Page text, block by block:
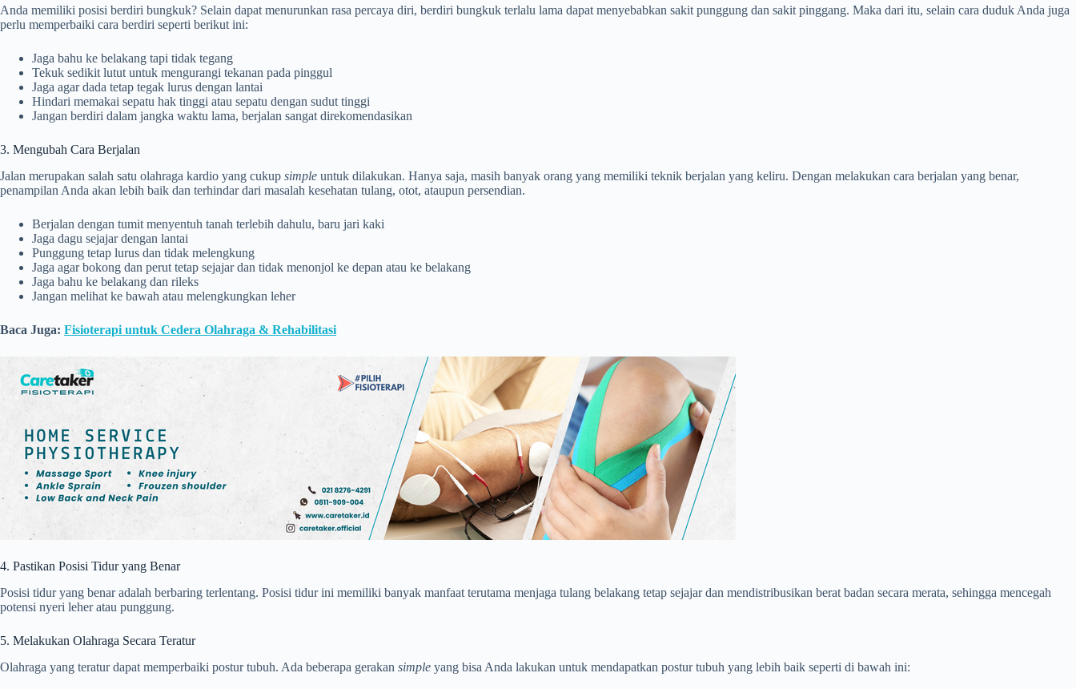
Anda memiliki posisi berdiri bungkuk? Selain dapat menurunkan rasa percaya diri, berdiri bungkuk terlalu lama dapat menyebabkan sakit punggung dan sakit pinggang. Maka dari itu, selain cara duduk Anda juga
perlu memperbaiki cara berdiri seperti berikut ini:
Jaga bahu ke belakang tapi tidak tegang
Tekuk sedikit lutut untuk mengurangi tekanan pada pinggul
Jaga agar dada tetap tegak lurus dengan lantai
Hindari memakai sepatu hak tinggi atau sepatu dengan sudut tinggi
Jangan berdiri dalam jangka waktu lama, berjalan sangat direkomendasikan
3. Mengubah Cara Berjalan
Jalan merupakan salah satu olahraga kardio yang cukup simple untuk dilakukan. Hanya saja, masih banyak orang yang memiliki teknik berjalan yang keliru. Dengan melakukan cara berjalan yang benar,
penampilan Anda akan lebih baik dan terhindar dari masalah kesehatan tulang, otot, ataupun persendian.
Berjalan dengan tumit menyentuh tanah terlebih dahulu, baru jari kaki
Jaga dagu sejajar dengan lantai
Punggung tetap lurus dan tidak melengkung
Jaga agar bokong dan perut tetap sejajar dan tidak menonjol ke depan atau ke belakang
Jaga bahu ke belakang dan rileks
Jangan melihat ke bawah atau melengkungkan leher
Baca Juga: Fisioterapi untuk Cedera Olahraga & Rehabilitasi
4. Pastikan Posisi Tidur yang Benar
Posisi tidur yang benar adalah berbaring terlentang. Posisi tidur ini memiliki banyak manfaat terutama menjaga tulang belakang tetap sejajar dan mendistribusikan berat badan secara merata, sehingga mencegah
potensi nyeri leher atau punggung.
5. Melakukan Olahraga Secara Teratur
Olahraga yang teratur dapat memperbaiki postur tubuh. Ada beberapa gerakan simple yang bisa Anda lakukan untuk mendapatkan postur tubuh yang lebih baik seperti di bawah ini: